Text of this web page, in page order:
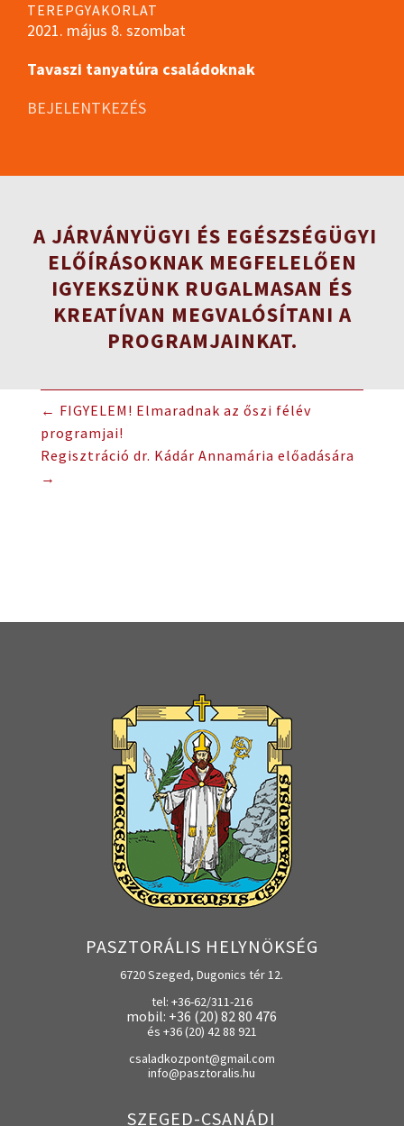
TEREPGYAKORLAT
2021. május 8. szombat
Tavaszi tanyatúra családoknak
BEJELENTKEZÉS
A JÁRVÁNYÜGYI ÉS EGÉSZSÉGÜGYI
ELŐÍRÁSOKNAK MEGFELELŐEN
IGYEKSZÜNK RUGALMASAN ÉS
KREATÍVAN MEGVALÓSÍTANI A
PROGRAMJAINKAT.
← FIGYELEM! Elmaradnak az őszi félév
programjai!
Regisztráció dr. Kádár Annamária előadására
→
PASZTORÁLIS HELYNÖKSÉG
6720 Szeged, Dugonics tér 12.
tel: +36-62/311-216
mobil: +36 (20) 82 80 476
és +36 (20) 42 88 921
csaladkozpont@gmail.com
info@pasztoralis.hu
SZEGED-CSANÁDI